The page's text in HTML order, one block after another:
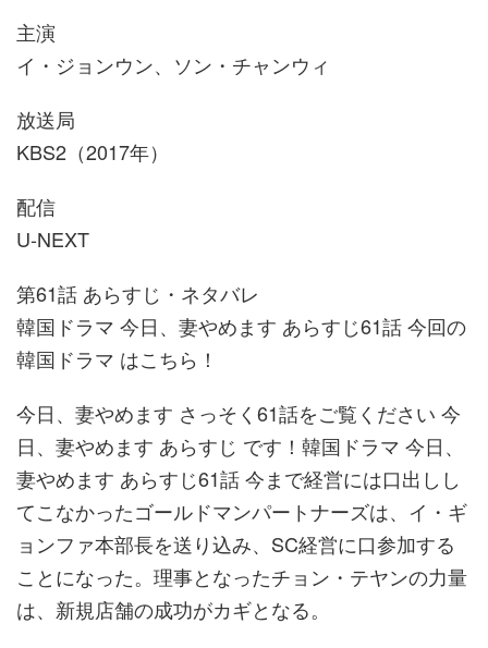
主演
イ・ジョンウン、ソン・チャンウィ
放送局
KBS2（2017年）
配信
U-NEXT
第61話 あらすじ・ネタバレ
韓国ドラマ 今日、妻やめます あらすじ61話 今回の
韓国ドラマ はこちら！
今日、妻やめます さっそく61話をご覧ください 今
日、妻やめます あらすじ です！韓国ドラマ 今日、
妻やめます あらすじ61話 今まで経営には口出しし
てこなかったゴールドマンパートナーズは、イ・ギ
ョンファ本部長を送り込み、SC経営に口参加する
ことになった。理事となったチョン・テヤンの力量
は、新規店舗の成功がカギとなる。